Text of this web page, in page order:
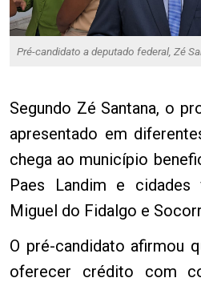
Pré-candidato a deputado federal, Zé
Segundo Zé Santana, o
apresentado em
chega ao município
Paes Landim e cidades
Miguel do Fidalgo e
O pré-candidato afirmou
oferecer crédito com